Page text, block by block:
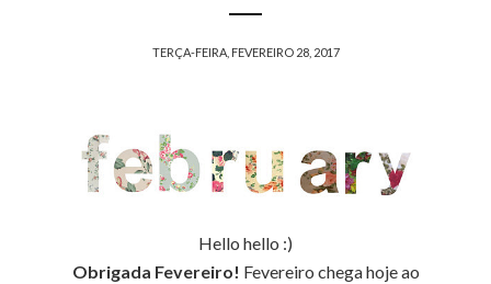
TERÇA-FEIRA, FEVEREIRO 28, 2017
Hello hello :)
Obrigada Fevereiro! Fevereiro chega hoje ao